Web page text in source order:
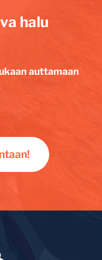
halu
auttamaan